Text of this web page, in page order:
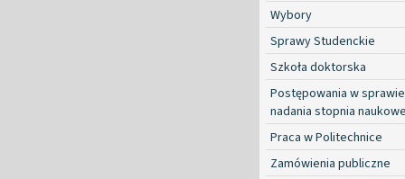
Wybory
Sprawy Studenckie
Szkoła doktorska
Postępowania w sprawie
nadania stopnia
Praca w Politechnice
Zamówienia publiczne